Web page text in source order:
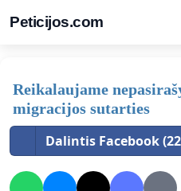
Peticijos.com
Reikalaujame
migracijos sutarties
Dalintis Facebook